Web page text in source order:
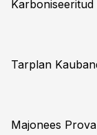
Karboniseeritud
Tarplan
Majonees